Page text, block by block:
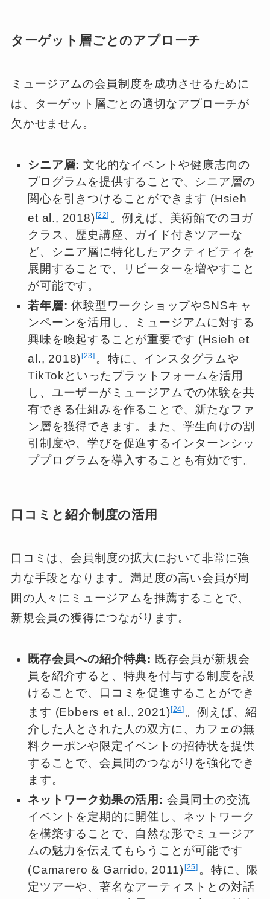
ターゲット層ごとのアプローチ
ミュージアムの会員制度を成功させるために
は、ターゲット層ごとの適切なアプローチが
欠かせません。
シニア層: 文化的なイベントや健康志向の
プログラムを提供することで、シニア層の
関心を引きつけることができます (Hsieh
et al., 2018) 22 。例えば、美術館でのヨガ
クラス、歴史講座、ガイド付きツアーな
ど、シニア層に特化したアクティビティを
展開することで、リピーターを増やすこと
が可能です。
若年層: 体験型ワークショップやSNSキャ
ンペーンを活用し、ミュージアムに対する
興味を喚起することが重要です (Hsieh et
al., 2018) 23
。特に、インスタグラムや
TikTokといったプラットフォームを活用
し、ユーザーがミュージアムでの体験を共
有できる仕組みを作ることで、新たなファ
ン層を獲得できます。また、学生向けの割
引制度や、学びを促進するインターンシッ
ププログラムを導入することも有効です。
口コミと紹介制度の活用
口コミは、会員制度の拡大において非常に強
力な手段となります。満足度の高い会員が周
囲の人々にミュージアムを推薦することで、
新規会員の獲得につながります。
既存会員への紹介特典: 既存会員が新規会
員を紹介すると、特典を付与する制度を設
けることで、口コミを促進することができ
ます (Ebbers et al., 2021) 24 。例えば、紹
介した人とされた人の双方に、カフェの無
料クーポンや限定イベントの招待状を提供
することで、会員間のつながりを強化でき
ます。
ネットワーク効果の活用: 会員同士の交流
イベントを定期的に開催し、ネットワーク
を構築することで、自然な形でミュージア
ムの魅力を伝えてもらうことが可能です
(Camarero & Garrido, 2011) 25 。特に、限
定ツアーや、著名なアーティストとの対話